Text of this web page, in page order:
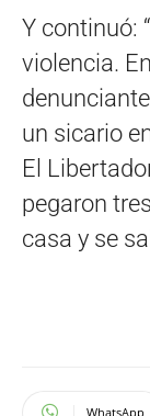
Y continuó:
violencia.
un sicario
El
pegaron
casa y se
WhatsApp